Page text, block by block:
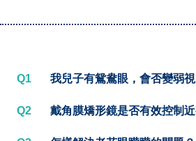
Q1 我兒子有鴛鴦眼，會否變弱視
Q2 戴角膜矯形鏡是否有效控制